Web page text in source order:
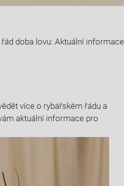
řád doba lovu: Aktuální informace
více‍ o ⁤rybářském řádu a
aktuální informace pro